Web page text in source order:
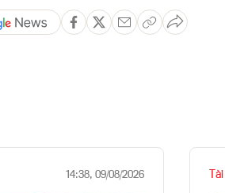
14:38, 09/08/2026